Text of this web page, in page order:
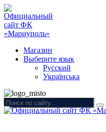
Магазин
Выберите язык
Русский
Українська